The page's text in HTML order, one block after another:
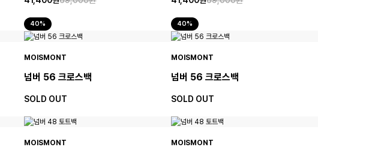
40% 40%
MOISMONT
넘버 56 크로스백
SOLD OUT
MOISMONT
넘버 56 크로스백
SOLD OUT
MOISMONT MOISMONT